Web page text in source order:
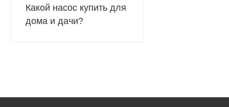
Какой насос купить для
дома и дачи?